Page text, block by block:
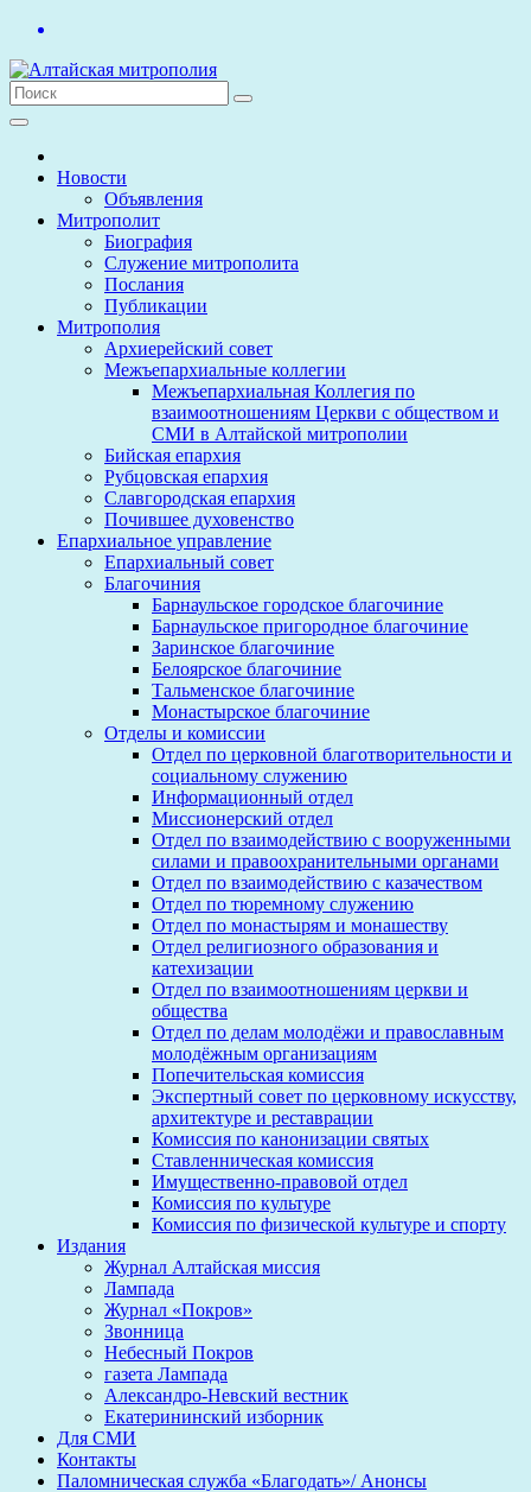
Перейти
содержимому
Новости
Объявления
Митрополит
Биография
Служение митрополита
Послания
Публикации
Митрополия
Архиерейский совет
Межъепархиальные коллегии
Межъепархиальная Коллегия по
взаимоотношениям Церкви с обществом и
СМИ в Алтайской митрополии
Бийская епархия
Рубцовская епархия
Славгородская епархия
Почившее духовенство
Епархиальное управление
Епархиальный совет
Благочиния
Барнаульское городское благочиние
Барнаульское пригородное благочиние
Заринское благочиние
Белоярское благочиние
Тальменское благочиние
Монастырское благочиние
Отделы и комиссии
Отдел по церковной благотворительности и
социальному служению
Информационный отдел
Миссионерский отдел
Отдел по взаимодействию с вооруженными
силами и правоохранительными органами
Отдел по взаимодействию с казачеством
Отдел по тюремному служению
Отдел по монастырям и монашеству
Отдел религиозного образования и
катехизации
Отдел по взаимоотношениям церкви и
общества
Отдел по делам молодёжи и православным
молодёжным организациям
Попечительская комиссия
Экспертный совет по церковному искусству,
архитектуре и реставрации
Комиссия по канонизации святых
Ставленническая комиссия
Имущественно-правовой отдел
Комиссия по культуре
Комиссия по физической культуре и спорту
Издания
Журнал Алтайская миссия
Лампада
Журнал «Покров»
Звонница
Небесный Покров
газета Лампада
Александро-Невский вестник
Екатерининский изборник
Для СМИ
Контакты
Паломническая служба «Благодать»/ Анонсы